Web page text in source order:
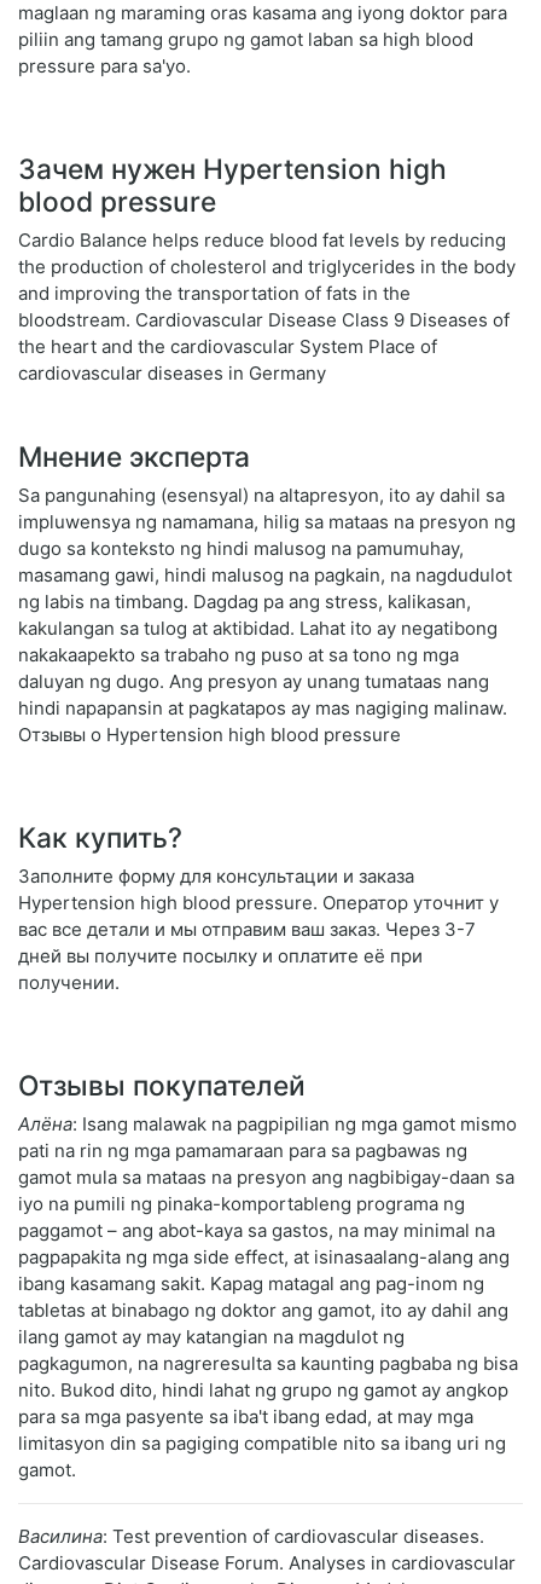
maglaan ng maraming oras kasama ang iyong doktor para
piliin ang tamang grupo ng gamot laban sa high blood
pressure para sa'yo.
Зачем нужен Hypertension high
blood pressure
Cardio Balance helps reduce blood fat levels by reducing
the production of cholesterol and triglycerides in the body
and improving the transportation of fats in the
bloodstream. Cardiovascular Disease Class 9 Diseases of
the heart and the cardiovascular System Place of
cardiovascular diseases in Germany
Мнение эксперта
Sa pangunahing (esensyal) na altapresyon, ito ay dahil sa
impluwensya ng namamana, hilig sa mataas na presyon ng
dugo sa konteksto ng hindi malusog na pamumuhay,
masamang gawi, hindi malusog na pagkain, na nagdudulot
ng labis na timbang. Dagdag pa ang stress, kalikasan,
kakulangan sa tulog at aktibidad. Lahat ito ay negatibong
nakakaapekto sa trabaho ng puso at sa tono ng mga
daluyan ng dugo. Ang presyon ay unang tumataas nang
hindi napapansin at pagkatapos ay mas nagiging malinaw.
Отзывы о Hypertension high blood pressure
Как купить?
Заполните форму для консультации и заказа
Hypertension high blood pressure. Оператор уточнит у
вас все детали и мы отправим ваш заказ. Через 3-7
дней вы получите посылку и оплатите её при
получении.
Отзывы покупателей
Алёна: Isang malawak na pagpipilian ng mga gamot mismo
pati na rin ng mga pamamaraan para sa pagbawas ng
gamot mula sa mataas na presyon ang nagbibigay-daan sa
iyo na pumili ng pinaka-komportableng programa ng
paggamot – ang abot-kaya sa gastos, na may minimal na
pagpapakita ng mga side effect, at isinasaalang-alang ang
ibang kasamang sakit. Kapag matagal ang pag-inom ng
tabletas at binabago ng doktor ang gamot, ito ay dahil ang
ilang gamot ay may katangian na magdulot ng
pagkagumon, na nagreresulta sa kaunting pagbaba ng bisa
nito. Bukod dito, hindi lahat ng grupo ng gamot ay angkop
para sa mga pasyente sa iba't ibang edad, at may mga
limitasyon din sa pagiging compatible nito sa ibang uri ng
gamot.
Василина: Test prevention of cardiovascular diseases.
Cardiovascular Disease Forum. Analyses in cardiovascular